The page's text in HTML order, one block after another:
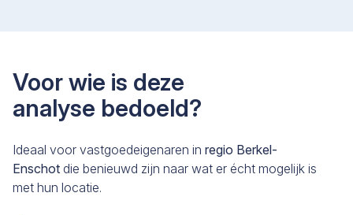
Voor wie is deze
analyse bedoeld?
Ideaal voor vastgoedeigenaren in regio Berkel-
Enschot die benieuwd zijn naar wat er écht mogelijk is
met hun locatie.